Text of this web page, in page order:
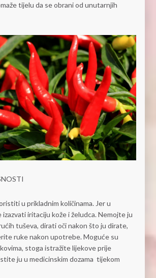
tijelu da se obrani od unutarnjih
u prikladnim količinama. Jer u
iritaciju kože i želudca. Nemojte ju
tuševa, dirati oči nakon što ju dirate,
ruke nakon upotrebe. Moguće su
stoga istražite lijekove prije
ju u medicinskim dozama tijekom